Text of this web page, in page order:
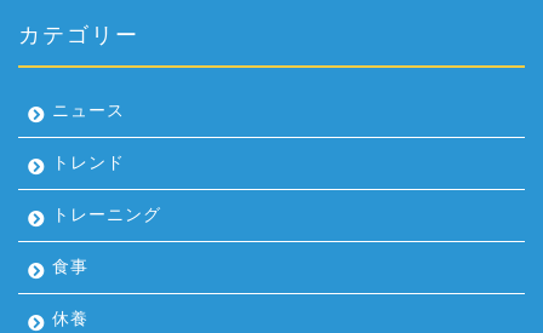
カテゴリー
ニュース
トレンド
トレーニング
食事
休養